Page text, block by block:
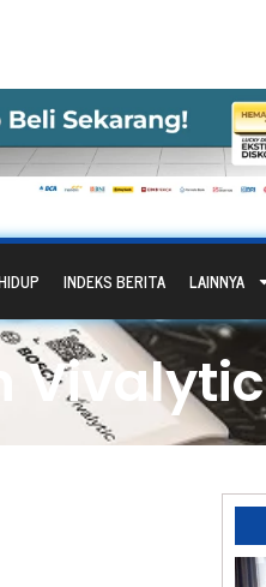
INDEKS BERITA LAINNYA
Vivalytic